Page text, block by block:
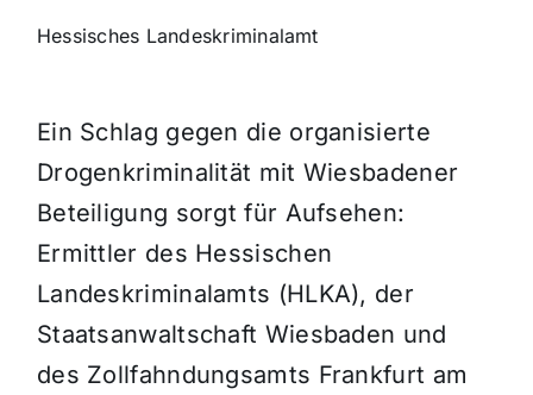
Hessisches Landeskriminalamt
Ein Schlag gegen die organisierte
Drogenkriminalität mit Wiesbadener
Beteiligung sorgt für Aufsehen:
Ermittler des Hessischen
Landeskriminalamts (HLKA), der
Staatsanwaltschaft Wiesbaden und
des Zollfahndungsamts Frankfurt am